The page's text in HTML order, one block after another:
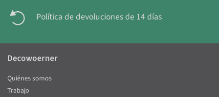
Política de devoluciones de 14 días
Decowoerner
Quiénes somos
Trabajo